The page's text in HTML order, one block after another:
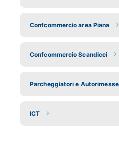
Confcommercio area Piana
Confcommercio Scandicci
Parcheggiatori e Autorimesse
ICT